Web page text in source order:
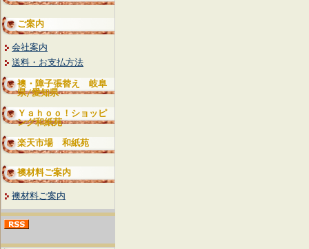
ご案内
会社案内
送料・お支払方法
襖・障子張替え 岐阜
県/愛知県
Ｙａｈｏｏ！ショッピ
ング和紙苑
楽天市場 和紙苑
襖材料ご案内
襖材料ご案内